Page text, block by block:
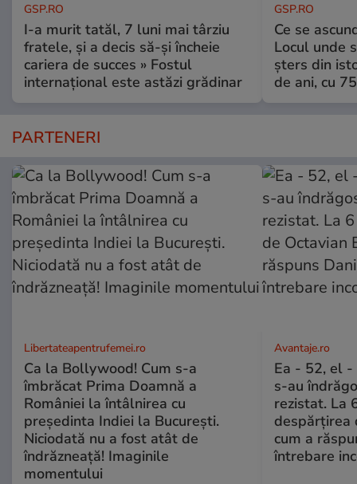
GSP.RO
I-a murit tatăl, 7 luni mai târziu
fratele, și a decis să-și încheie
cariera de succes » Fostul
internațional este astăzi grădinar
GSP.RO
Ce se
Locul unde
șters din
de ani, cu
PARTENERI
Libertateapentrufemei.ro
Ca la Bollywood! Cum s-a
îmbrăcat Prima Doamnă a
României la întâlnirea cu
președinta Indiei la București.
Niciodată nu a fost atât de
îndrăzneață! Imaginile
momentului
Avantaje.ro
Ea - 52, el -
s-au
rezistat. La
despărțirea
cum a
întrebare